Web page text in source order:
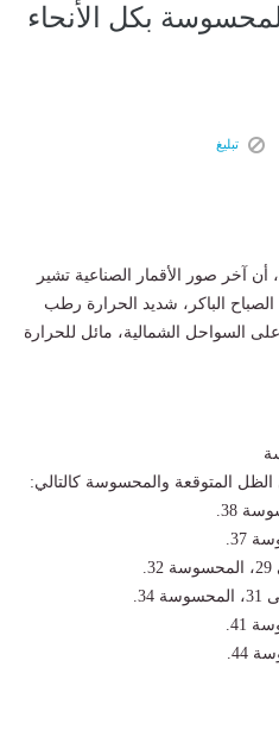
بكل الأنحاء
تبليغ
أن آخر صور الأقمار الصناعية تشير
الباكر، شديد الحرارة رطب
السواحل الشمالية، مائل للحرارة
المتوقعة والمحسوسة كالتالي: